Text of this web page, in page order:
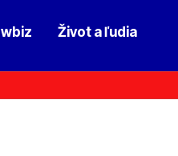
Život a ľudia